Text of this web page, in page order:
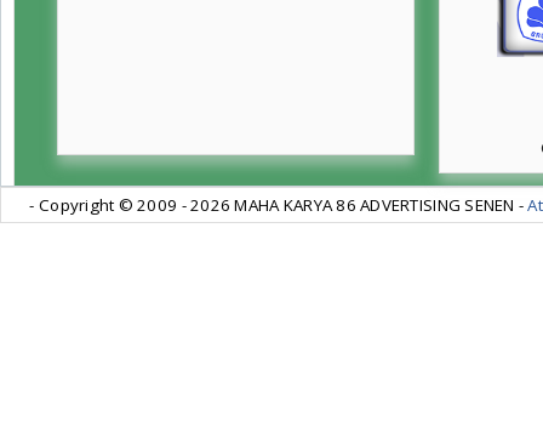
- Copyright © 2009 -2026 MAHA KARYA 86 ADVERTISING SENEN -